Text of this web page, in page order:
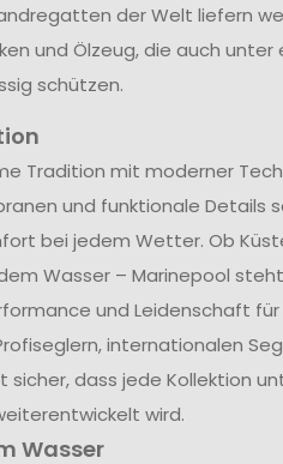
der Welt liefern
und Ölzeug, die auch
schützen.
Tradition mit moderner
und funktionale Details
bei jedem Wetter. Ob
Wasser – Marinepool
und Leidenschaft
internationalen
dass jede Kollektion
wird.
Wasser